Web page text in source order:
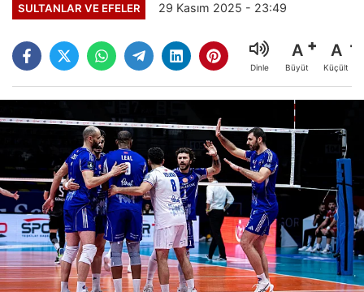
SULTANLAR VE EFELER 29 Kasım 2025 - 23:49
Dinle
A
Büyüt
A
Küçült